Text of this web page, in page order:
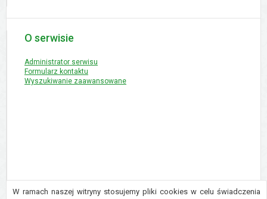
W ramach naszej witryny stosujemy pliki cookies w celu świadczenia
O serwisie
Administrator serwisu
Formularz kontaktu
Wyszukiwanie zaawansowane